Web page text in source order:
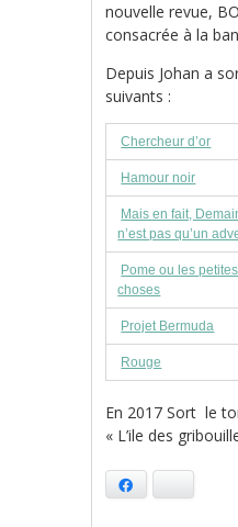
nouvelle revue,
consacrée à la
Depuis Johan a
suivants :
Chercheur d’or
Hamour noir
Mais en fait,
n’est pas qu’un
Pome ou les petites
choses
Projet Bermuda
Rouge
En 2017 Sort le
« L’ile des